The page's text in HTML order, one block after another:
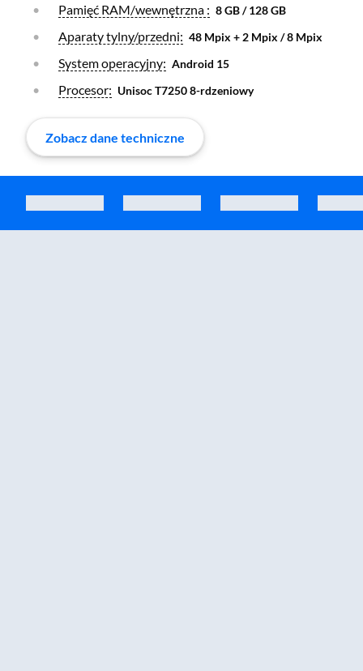
Otwórz warstwę
Pamięć RAM/wewnętrzna : 8 GB / 128 GB
Otwórz warstwę
Aparaty tylny/przedni: 48 Mpix + 2 Mpix / 8 Mpix
Otwórz warstwę
System operacyjny: Android 15
Otwórz warstwę
Procesor: Unisoc T7250 8-rdzeniowy
Zobacz dane techniczne